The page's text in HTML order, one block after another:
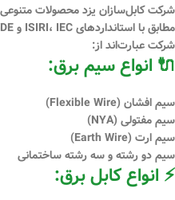
شرکت کابل‌سازان یزد محصولات
مطابق با استانداردهایISIRI، IEC و VDE
شرکت عبارت‌اند از:
🔌 انواع سیم برق:
سیم افشان (Flexible Wire)
سیم مفتولی (NYA)
سیم ارت (Earth Wire)
سیم دو رشته و سه رشته ساختمانی
⚡ انواع کابل برق: